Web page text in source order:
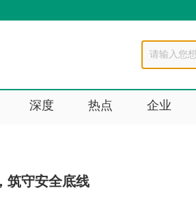
深度 热点 企业
筑守安全底线